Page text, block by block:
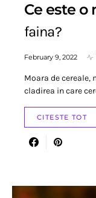
Ce este o
faina?
February 9, 2022
Moara de cereale,
cladirea in care
CITESTE TOT